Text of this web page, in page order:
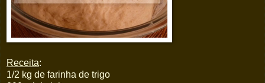
Receita:
1/2 kg de farinha de trigo